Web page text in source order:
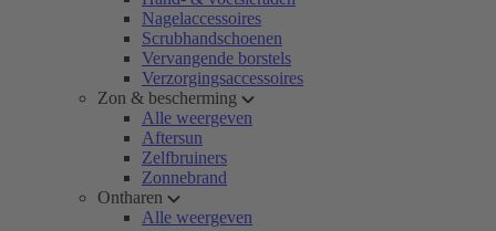
Nagelaccessoires
Scrubhandschoenen
Vervangende borstels
Verzorgingsaccessoires
Zon & bescherming
Alle weergeven
Aftersun
Zelfbruiners
Zonnebrand
Ontharen
Alle weergeven